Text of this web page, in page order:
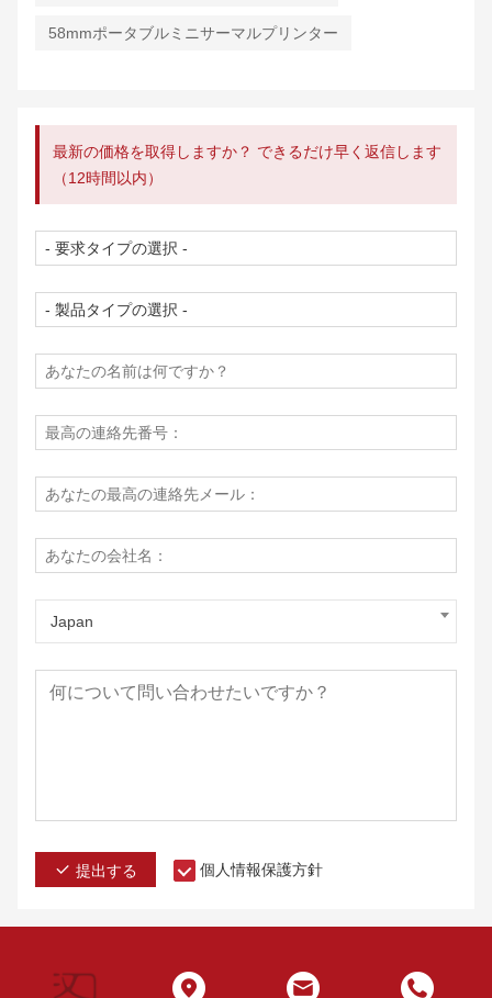
58mmポータブルミニサーマルプリンター
最新の価格を取得しますか？ できるだけ早く返信します
（12時間以内）
Japan
提出する 個人情報保護方針